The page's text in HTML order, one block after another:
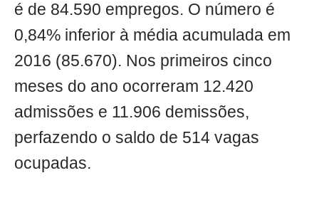
é de 84.590 empregos. O número é
0,84% inferior à média acumulada em
2016 (85.670). Nos primeiros cinco
meses do ano ocorreram 12.420
admissões e 11.906 demissões,
perfazendo o saldo de 514 vagas
ocupadas.